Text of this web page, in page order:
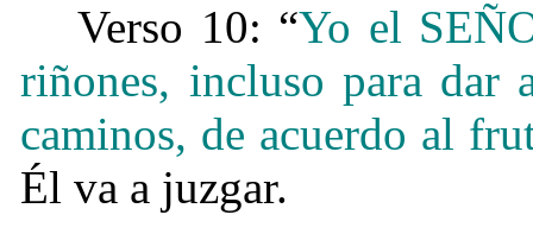
Verso 10: “Yo el
riñones, incluso para dar
caminos, de acuerdo al
Él va a juzgar.